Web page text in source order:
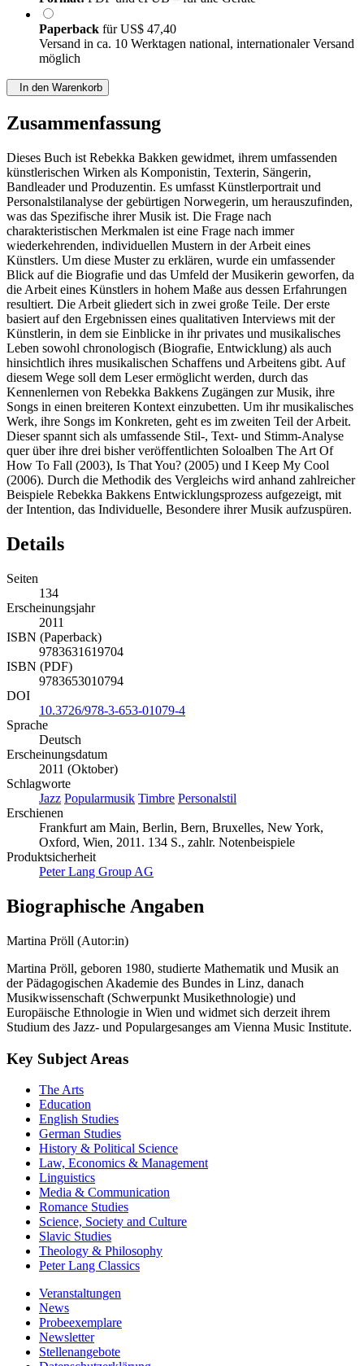
Paperback fürUS$ 47,40
Versand in ca. 10 Werktagen national, internationaler Versand
möglich
In den Warenkorb
Zusammenfassung
Dieses Buch ist Rebekka Bakken gewidmet, ihrem umfassenden
künstlerischen Wirken als Komponistin, Texterin, Sängerin,
Bandleader und Produzentin. Es umfasst Künstlerportrait und
Personalstilanalyse der gebürtigen Norwegerin, um herauszufinden,
was das Spezifische ihrer Musik ist. Die Frage nach
charakteristischen Merkmalen ist eine Frage nach immer
wiederkehrenden, individuellen Mustern in der Arbeit eines
Künstlers. Um diese Muster zu erklären, wurde ein umfassender
Blick auf die Biografie und das Umfeld der Musikerin geworfen, da
die Arbeit eines Künstlers in hohem Maße aus dessen Erfahrungen
resultiert. Die Arbeit gliedert sich in zwei große Teile. Der erste
basiert auf den Ergebnissen eines qualitativen Interviews mit der
Künstlerin, in dem sie Einblicke in ihr privates und musikalisches
Leben sowohl chronologisch (Biografie, Entwicklung) als auch
hinsichtlich ihres musikalischen Schaffens und Arbeitens gibt. Auf
diesem Wege soll dem Leser ermöglicht werden, durch das
Kennenlernen von Rebekka Bakkens Zugängen zur Musik, ihre
Songs in einen breiteren Kontext einzubetten. Um ihr musikalisches
Werk, ihre Songs im Konkreten, geht es im zweiten Teil der Arbeit.
Dieser spannt sich als umfassende Stil-, Text- und Stimm-Analyse
quer über ihre drei bisher veröffentlichten Soloalben The Art Of
How To Fall (2003), Is That You? (2005) und I Keep My Cool
(2006). Durch die Methodik des Vergleichs wird anhand zahlreicher
Beispiele Rebekka Bakkens Entwicklungsprozess aufgezeigt, mit
der Intention, das Individuelle, Besondere ihrer Musik aufzuspüren.
Details
Seiten
134
Erscheinungsjahr
2011
ISBN (Paperback)
9783631619704
ISBN (PDF)
9783653010794
DOI
10.3726/978-3-653-01079-4
Sprache
Deutsch
Erscheinungsdatum
2011 (Oktober)
Schlagworte
Jazz Popularmusik Timbre Personalstil
Erschienen
Frankfurt am Main, Berlin, Bern, Bruxelles, New York,
Oxford, Wien, 2011. 134 S., zahlr. Notenbeispiele
Produktsicherheit
Peter Lang Group AG
Biographische Angaben
Martina Pröll (Autor:in)
Martina Pröll, geboren 1980, studierte Mathematik und Musik an
der Pädagogischen Akademie des Bundes in Linz, danach
Musikwissenschaft (Schwerpunkt Musikethnologie) und
Europäische Ethnologie in Wien und widmet sich derzeit ihrem
Studium des Jazz- und Populargesanges am Vienna Music Institute.
Key Subject Areas
The Arts
Education
English Studies
German Studies
History & Political Science
Law, Economics & Management
Linguistics
Media & Communication
Romance Studies
Science, Society and Culture
Slavic Studies
Theology & Philosophy
Peter Lang Classics
Veranstaltungen
News
Probeexemplare
Newsletter
Stellenangebote